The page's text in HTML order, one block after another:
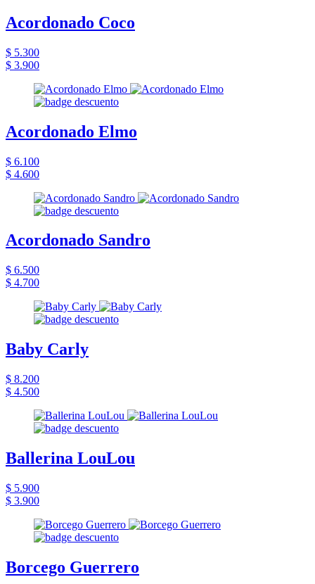
Acordonado Coco
$ 5.300
$ 3.900
Acordonado Elmo
$ 6.100
$ 4.600
Acordonado Sandro
$ 6.500
$ 4.700
Baby Carly
$ 8.200
$ 4.500
Ballerina LouLou
$ 5.900
$ 3.900
Borcego Guerrero